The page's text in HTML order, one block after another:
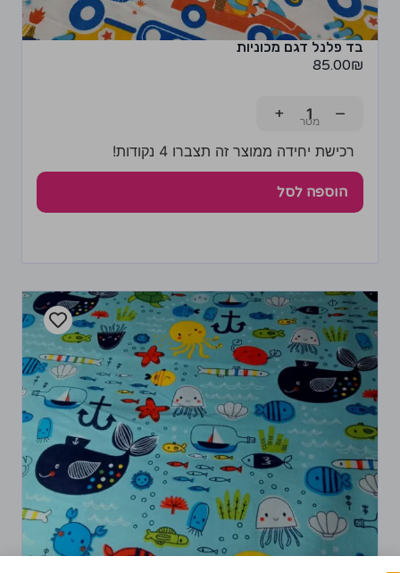
בד פלנל דגם מכוניות
85.00₪
−
+
רכישת יחידה ממוצר זה תצברו 4 נקודות!
הוספה לסל